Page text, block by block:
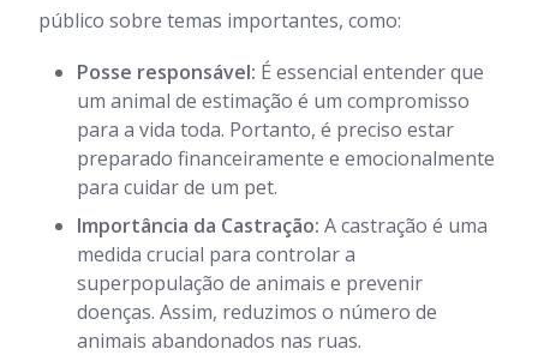
público sobre temas importantes, como:
Posse responsável: É essencial entender que
um animal de estimação é um compromisso
para a vida toda. Portanto, é preciso estar
preparado financeiramente e emocionalmente
para cuidar de um pet.
Importância da Castração: A castração é uma
medida crucial para controlar a
superpopulação de animais e prevenir
doenças. Assim, reduzimos o número de
animais abandonados nas ruas.